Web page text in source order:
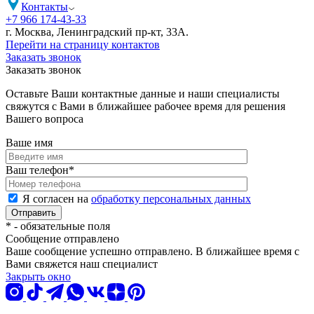
Контакты
+7 966 174-43-33
г. Москва, Ленинградский пр-кт, 33А.
Перейти на страницу контактов
Заказать звонок
Заказать звонок
Оставьте Ваши контактные данные и наши специалисты
свяжутся с Вами в ближайшее рабочее время для решения
Вашего вопроса
Ваше имя
Ваш телефон*
Я согласен на обработку персональных данных
* - обязательные поля
Сообщение отправлено
Ваше сообщение успешно отправлено. В ближайшее время с
Вами свяжется наш специалист
Закрыть окно